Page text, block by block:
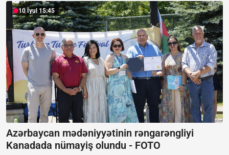
10 İyul 15:45
Azərbaycan mədəniyyətinin rəngarəngliyi
Kanadada nümayiş olundu - FOTO